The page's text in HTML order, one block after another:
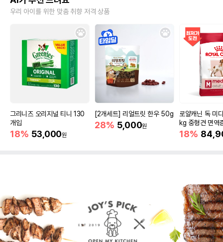
우리 아이를 위한 맞춤 취향 저격 상품
그리니즈 오리지널 티니 130
개입
18% 53,000원
[2개세트] 리얼트릿 한우 50g
28% 5,000원
로얄캐닌 독 미
kg 중형견 면역
18%